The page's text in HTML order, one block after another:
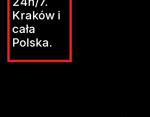
Kraków i
cała
Polska.